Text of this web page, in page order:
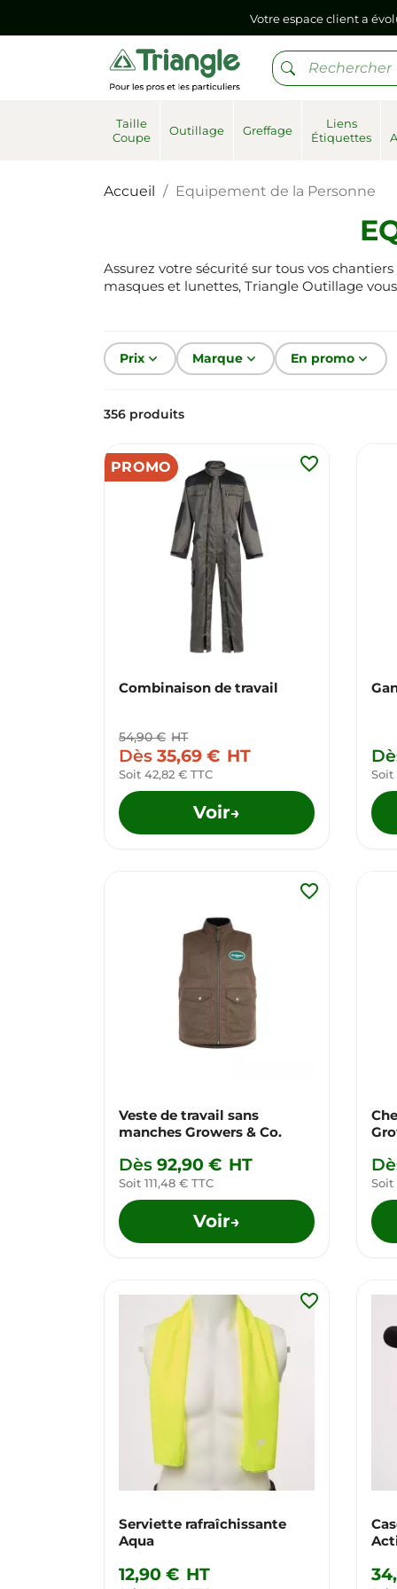
Si vous aviez mémorisé votre précédent mot
Votre espace client a
Si vous aviez mémorisé votre précédent mot
Taille
Coupe
Outillage Greffage
Liens
Étiquettes
Accueil Equipement de la Personne
Assurez votre sécurité sur tous vos
masques et lunettes, Triangle Outillage
Prixkeyboard_arrow_down Marquekeyboard_arrow_down En promokeyboard_arrow_down
356 produits
PROMO
Combinaison de travail
54,90 € HT
Dès 35,69 € HT
Soit 42,82 € TTC
Voir→
favorite_border
Soit
Veste de travail sans
manches Growers & Co.
Dès 92,90 € HT
Soit 111,48 € TTC
Voir→
favorite_border
Soit
Serviette rafraîchissante
Aqua
12,90 € HT
favorite_border